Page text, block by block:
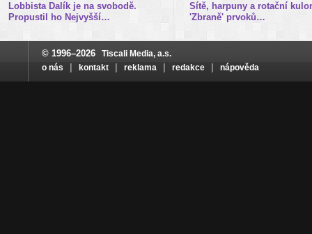
Lobbista Dalík je na svobodě.
Propustil ho Nejvyšší…
Sítě, harpuny a rotační
'Zbraně' prvoků…
© 1996–2026
Tiscali Media, a.s.
o nás
kontakt reklama redakce nápověda